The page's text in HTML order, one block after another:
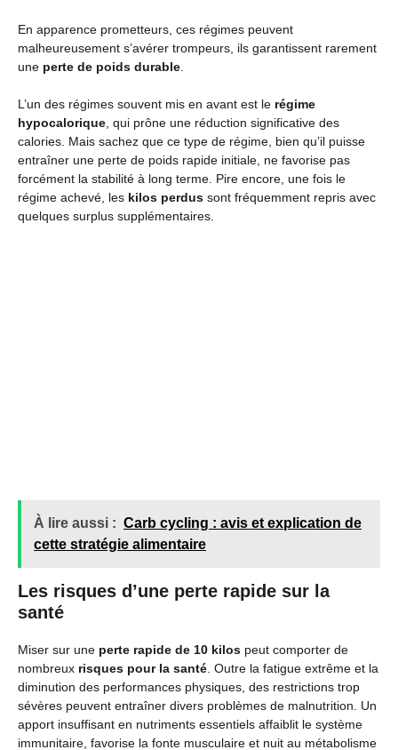
En apparence prometteurs, ces régimes peuvent
malheureusement s’avérer trompeurs, ils garantissent rarement
une perte de poids durable
L’un des régimes souvent mis en avant est le régime
hypocalorique , qui prône une réduction significative des
calories. Mais sachez que ce type de régime, bien qu’il puisse
entraîner une perte de poids rapide initiale, ne favorise pas
forcément la stabilité à long terme. Pire encore, une fois le
régime achevé, les kilos perdus sont fréquemment repris avec
quelques surplus supplémentaires.
À lire aussi : Carb cycling : avis et explication de
cette stratégie alimentaire
Les risques d’une perte rapide sur la
santé
Miser sur une perte rapide de 10 kilos peut comporter de
nombreux risques pour la santé . Outre la fatigue extrême et la
diminution des performances physiques, des restrictions trop
sévères peuvent entraîner divers problèmes de malnutrition. Un
apport insuffisant en nutriments essentiels affaiblit le système
immunitaire, favorise la fonte musculaire et nuit au métabolisme